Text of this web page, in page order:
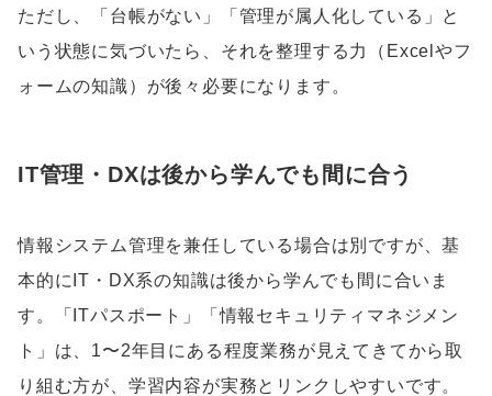
ただし、「台帳がない」「管理が属人化している」と
いう状態に気づいたら、それを整理する力（Excelやフ
ォームの知識）が後々必要になります。
IT管理・DXは後から学んでも間に合う
情報システム管理を兼任している場合は別ですが、基
本的にIT・DX系の知識は後から学んでも間に合いま
す。「ITパスポート」「情報セキュリティマネジメン
ト」は、1〜2年目にある程度業務が見えてきてから取
り組む方が、学習内容が実務とリンクしやすいです。